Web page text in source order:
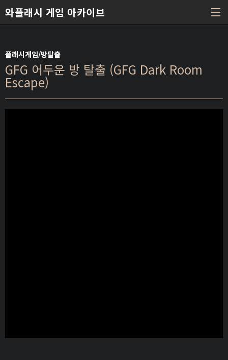
와플래시 게임 아카이브
플래시게임/방탈출
GFG 어두운 방 탈출 (GFG Dark Room
Escape)